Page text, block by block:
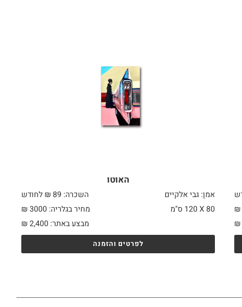
₪
האוטו
אמן: גבי אלקיים
השכרה: 89 ₪ לחודש
80 X
מחיר בגלריה: 3000 ₪
מבצע באתר:
₪ 2,400
לפרטים והזמנה